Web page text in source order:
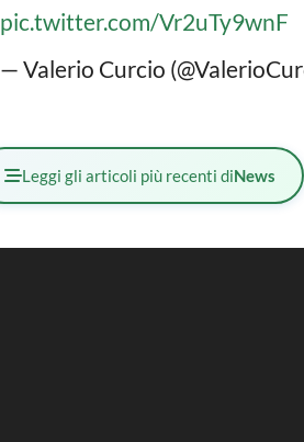
pic.twitter.com/Vr2uTy9wnF
— Valerio Curcio
Leggi gli articoli più recenti diNews